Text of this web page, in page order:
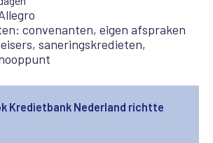
convenanten, eigen afspraken
saneringskredieten,
Kredietbank Nederland richtte